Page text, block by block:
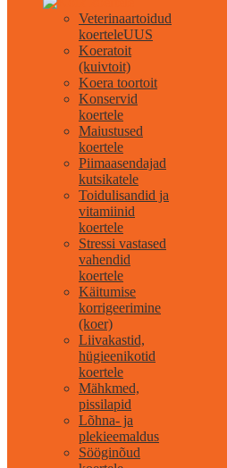
Veterinaartoidud
koerteleUUS
Koeratoit
(kuivtoit)
Koera toortoit
Konservid
koertele
Maiustused
koertele
Piimaasendajad
kutsikatele
Toidulisandid ja
vitamiinid
koertele
Stressi vastased
vahendid
koertele
Käitumise
korrigeerimine
(koer)
Liivakastid,
hügieenikotid
koertele
Mähkmed,
pissilapid
Lõhna- ja
plekieemaldus
Sööginõud